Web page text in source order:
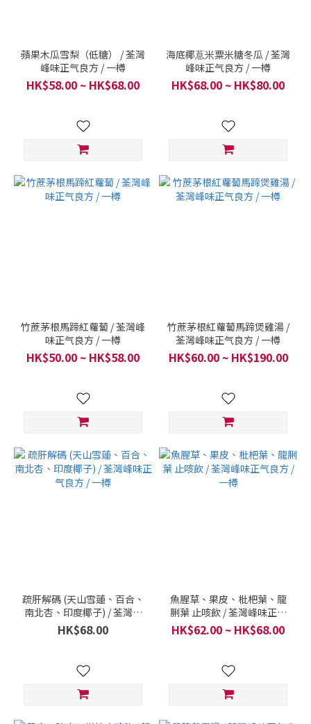
蘋果木瓜雪梨（低糖） / 荃灣
峰味正气良方 / 一樽
HK$58.00 ~ HK$68.00
海底椰蒠米粟米糖冬瓜 / 荃灣
峰味正气良方 / 一樽
HK$68.00 ~ HK$80.00
竹蔗茅根馬蹄紅蘿蔔 / 荃灣峰
味正气良方 / 一樽
HK$50.00 ~ HK$58.00
竹蔗茅根紅蘿蔔馬蹄煲雞湯 /
荃灣峰味正气良方 / 一樽
HK$60.00 ~ HK$190.00
疏肝解碼 (天山雪蓮、百合、
南北杏、印度椰子) / 荃灣峰
味正气良方 / 一樽
HK$68.00
魚腥草、果皮、枇杷葉、龍
脷葉 止咳飲 / 荃灣峰味正气
良方 / 一樽
HK$62.00 ~ HK$68.00